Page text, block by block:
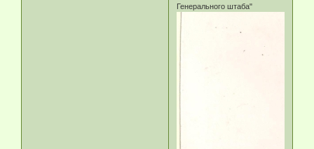
Генерального штаба"